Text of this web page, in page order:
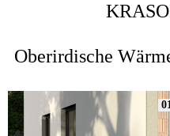
Oberirdische